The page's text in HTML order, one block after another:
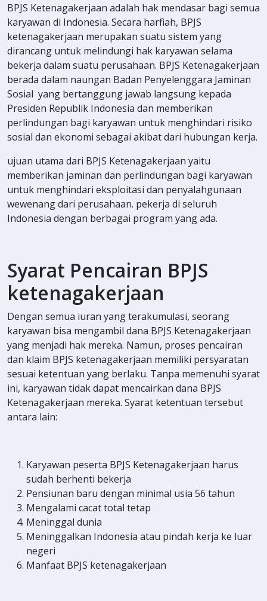
BPJS Ketenagakerjaan adalah hak mendasar bagi semua
karyawan di Indonesia. Secara harfiah, BPJS
ketenagakerjaan merupakan suatu sistem yang
dirancang untuk melindungi hak karyawan selama
bekerja dalam suatu perusahaan. BPJS Ketenagakerjaan
berada dalam naungan Badan Penyelenggara Jaminan
Sosial yang bertanggung jawab langsung kepada
Presiden Republik Indonesia dan memberikan
perlindungan bagi karyawan untuk menghindari risiko
sosial dan ekonomi sebagai akibat dari hubungan kerja.
ujuan utama dari BPJS Ketenagakerjaan yaitu
memberikan jaminan dan perlindungan bagi karyawan
untuk menghindari eksploitasi dan penyalahgunaan
wewenang dari perusahaan. pekerja di seluruh
Indonesia dengan berbagai program yang ada.
Syarat Pencairan BPJS
ketenagakerjaan
Dengan semua iuran yang terakumulasi, seorang
karyawan bisa mengambil dana BPJS Ketenagakerjaan
yang menjadi hak mereka. Namun, proses pencairan
dan klaim BPJS ketenagakerjaan memiliki persyaratan
sesuai ketentuan yang berlaku. Tanpa memenuhi syarat
ini, karyawan tidak dapat mencairkan dana BPJS
Ketenagakerjaan mereka. Syarat ketentuan tersebut
antara lain:
Karyawan peserta BPJS Ketenagakerjaan harus
sudah berhenti bekerja
Pensiunan baru dengan minimal usia 56 tahun
Mengalami cacat total tetap
Meninggal dunia
Meninggalkan Indonesia atau pindah kerja ke luar
negeri
Manfaat BPJS ketenagakerjaan